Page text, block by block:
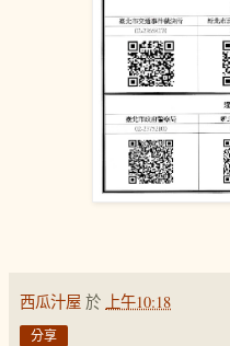
西瓜汁屋 於 上午10:18
分享